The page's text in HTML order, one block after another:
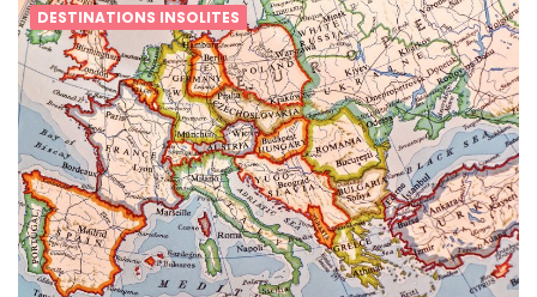
DESTINATIONS INSOLITES